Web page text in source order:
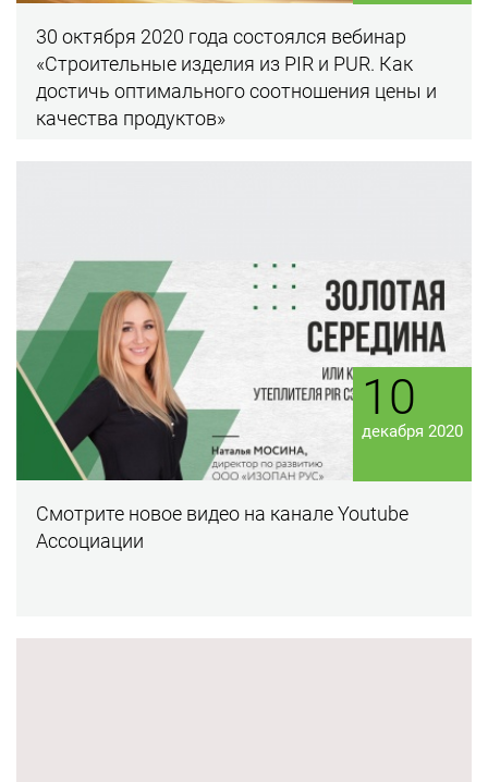
30 октября 2020 года состоялся вебинар
«Строительные изделия из PIR и PUR. Как
достичь оптимального соотношения цены и
качества продуктов»
Смотрите новое видео на канале Youtube
Ассоциации
10
декабря 2020